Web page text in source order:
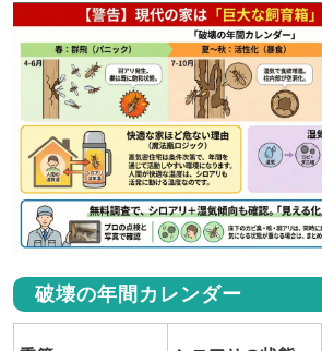
破壊の年間カレンダー